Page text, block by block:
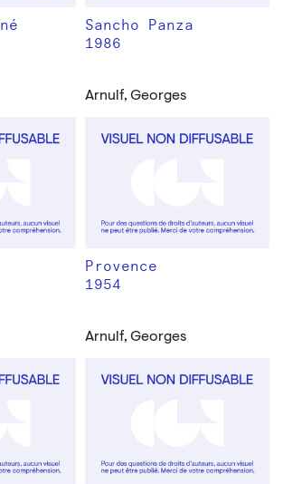
Sancho Panza
1986
Arnulf, Georges
Provence
1954
Arnulf, Georges